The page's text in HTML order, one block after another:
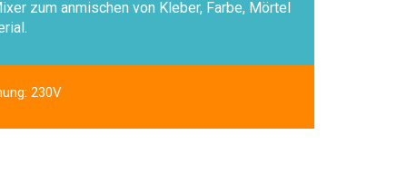
zum anmischen von Kleber, Farbe, Mörtel
230V